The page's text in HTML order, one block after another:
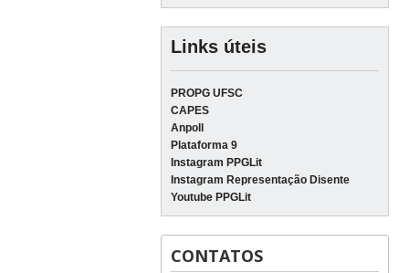
Links úteis
PROPG UFSC
CAPES
Anpoll
Plataforma 9
Instagram PPGLit
Instagram Representação Disente
Youtube PPGLit
CONTATOS